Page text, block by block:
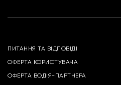
ПИТАННЯ ТА ВІДПОВІДІ
ОФЕРТА КОРИСТУВАЧА
ОФЕРТА ВОДІЯ-ПАРТНЕРА